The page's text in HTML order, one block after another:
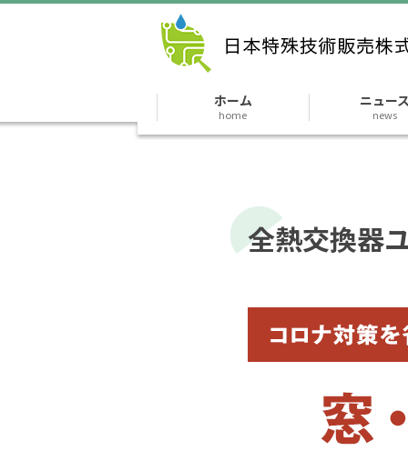
ホーム
home
ニュー
news
全熱交換器